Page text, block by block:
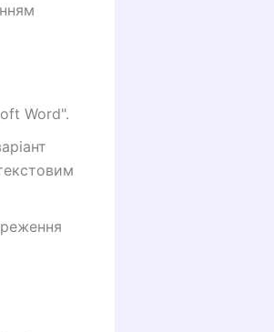
Word".